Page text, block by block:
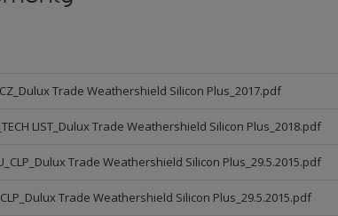
Trade Weathershield Silicon Plus_2017.pdf
LIST_Dulux Trade Weathershield Silicon Plus_2018.pdf
Trade Weathershield Silicon Plus_29.5.2015.pdf
Trade Weathershield Silicon Plus_29.5.2015.pdf